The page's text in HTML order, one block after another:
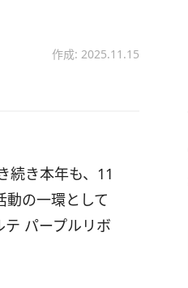
作成: 2025.11.15
続き本年も、11
の一環として
テ パープルリボ